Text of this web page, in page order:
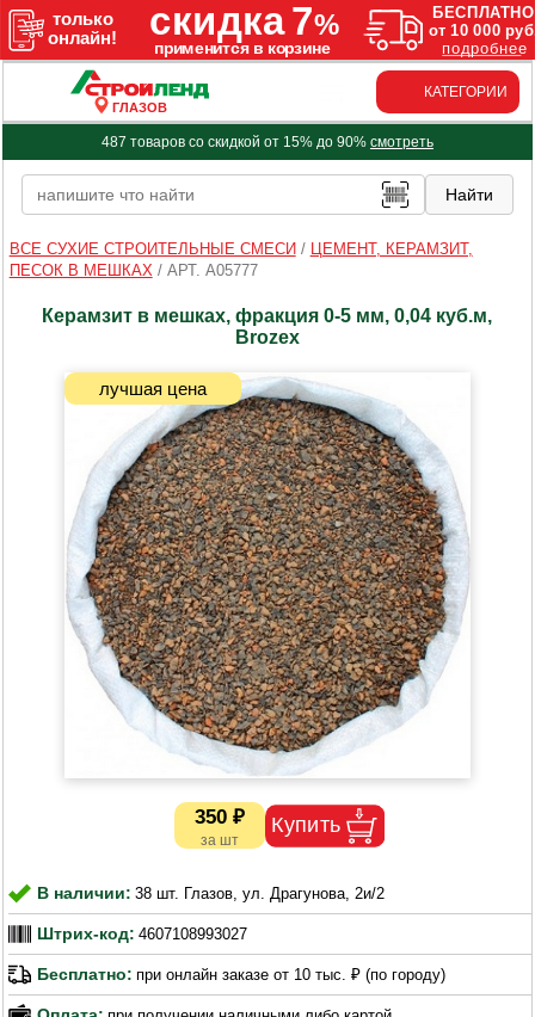
ГЛАЗОВ
КАТЕГОРИИ
487 товаров со скидкой от 15% до 90% смотреть
ВСЕ СУХИЕ СТРОИТЕЛЬНЫЕ СМЕСИ /
ЦЕМЕНТ, КЕРАМЗИТ,
ПЕСОК В МЕШКАХ / АРТ. A05777
Керамзит в мешках, фракция 0-5 мм, 0,04 куб.м,
Brozex
350 ₽
В наличии: 38 шт. Глазов, ул. Драгунова, 2и/2
Штрих-код: 4607108993027
Бесплатно: при онлайн заказе от 10 тыс. ₽ (по городу)